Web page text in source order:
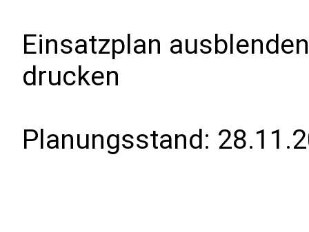
Einsatzplan
drucken
Planungsstand: